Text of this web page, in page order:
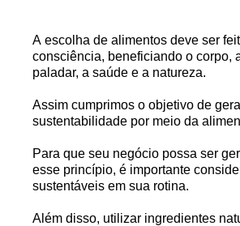
A escolha de alimentos deve ser
consciência, beneficiando o corpo,
paladar, a saúde e a natureza.
Assim cumprimos o objetivo de
sustentabilidade por meio da
Para que seu negócio possa ser
esse princípio, é importante
sustentáveis em sua rotina.
Além disso, utilizar ingredientes